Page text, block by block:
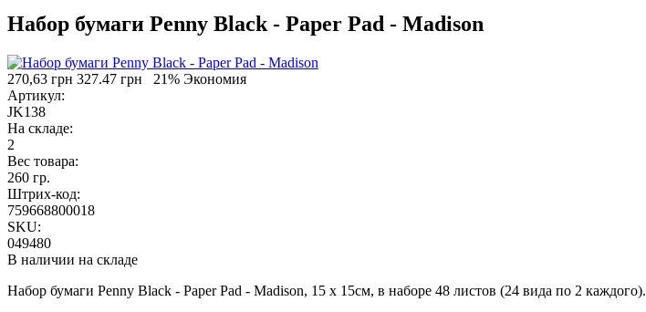
Набор бумаги Penny Black - Paper Pad - Madison
270,63 грн 327.47 грн
21% Экономия
Артикул:
JK138
На складе:
2
Вес товара:
260 гр.
Штрих-код:
759668800018
SKU:
049480
В наличии на складе
Набор бумаги Penny Black - Paper Pad - Madison, 15 х 15см, в наборе 48 листов (24 вида по 2 каждого).